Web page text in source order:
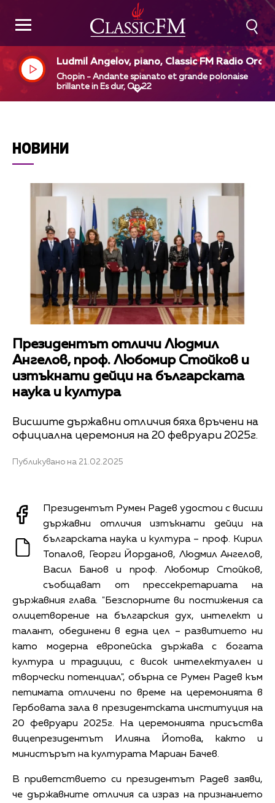
Ludmil Angelov, piano, Classic FM Radio
tra, Dejan Pavlov, dir
Chopin - Andante spianato et grande polonaise
brillante in Es dur, Op 22
НОВИНИ
Президентът отличи Людмил
Ангелов, проф. Любомир Стойков и
изтъкнати дейци на българската
наука и култура
Висшите държавни отличия бяха връчени на
официална церемония на 20 февруари 2025г.
Публикувано на 21.02.2025
Президентът Румен Радев удостои с висши
държавни отличия изтъкнати дейци на
българската наука и култура – проф. Кирил
Топалов, Георги Йорданов, Людмил Ангелов,
Васил Банов и проф. Любомир Стойков,
съобщават от прессекретариата на
държавния глава. "Безспорните ви постижения са
олицетворение на българския дух, интелект и
талант, обединени в една цел – развитието ни
като модерна европейска държава с богата
култура и традиции, с висок интелектуален и
творчески потенциал", обърна се Румен Радев към
петимата отличени по време на церемонията в
Гербовата зала в президентската институция на
20 февруари 2025г. На церемонията присъства
вицепрезидентът Илияна Йотова, както и
министърът на културата Мариан Бачев.
В приветствието си президентът Радев заяви,
че държавните отличия са израз на признанието